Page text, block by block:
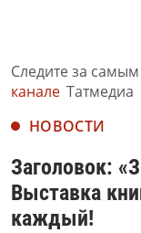
Следите за
канале Татмедиа
НОВОСТИ
Заголовок:
Выставка
каждый!